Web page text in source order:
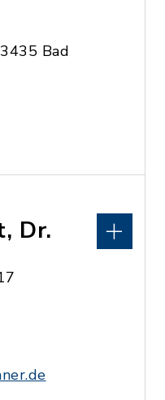
Bad
Dr.